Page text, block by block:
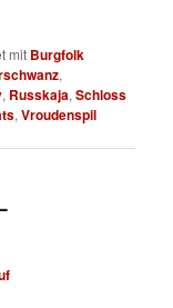
mit Burgfolk
,
, Russkaja,Schloss
,Vroudenspil